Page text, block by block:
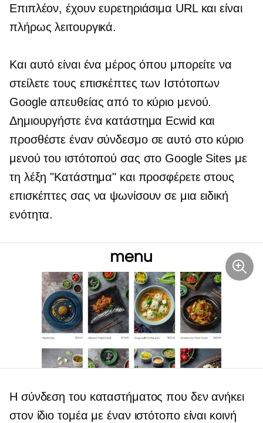
Επιπλέον, έχουν ευρετηριάσιμα URL και είναι
πλήρως λειτουργικά.
Και αυτό είναι ένα μέρος όπου μπορείτε να
στείλετε τους επισκέπτες των Ιστότοπων
Google απευθείας από το κύριο μενού.
Δημιουργήστε ένα κατάστημα Ecwid και
προσθέστε έναν σύνδεσμο σε αυτό στο κύριο
μενού του ιστότοπού σας στο Google Sites με
τη λέξη "Κατάστημα" και προσφέρετε στους
επισκέπτες σας να ψωνίσουν σε μια ειδική
ενότητα.
Η σύνδεση του καταστήματος που δεν ανήκει
στον ίδιο τομέα με έναν ιστότοπο είναι κοινή